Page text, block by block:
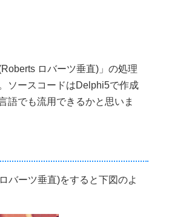
ロバーツ垂直)」の処理
ソースコードはDelphi5で作成
語でも流用できるかと思いま
バーツ垂直)をすると下図のよ